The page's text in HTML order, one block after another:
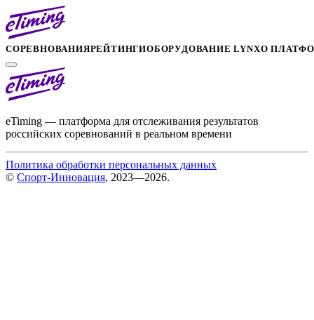
СОРЕВНОВАНИЯРЕЙТИНГИОБОРУДОВАНИЕ LYNXО
eTiming — платформа для отслеживания результатов
российских соревнований в реальном времени
Политика обработки персональных данных
© Спорт-Инновация, 2023—2026.